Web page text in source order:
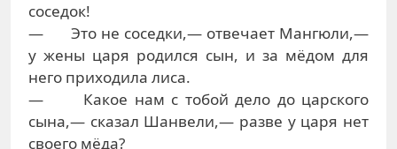
соседок!
— Это не соседки,— отвечает Мангюли,—
у жены царя родился сын, и за мёдом для
него приходила лиса.
— Какое нам с тобой дело до царского
сына,— сказал Шанвели,— разве у царя нет
своего мёда?